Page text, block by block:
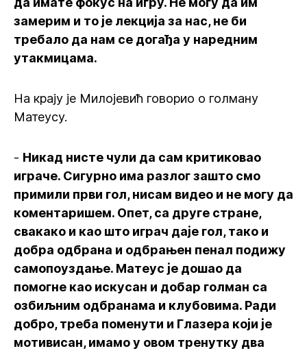
замерим и то је лекција за нас, не би
требало да нам се догађа у наредним
утакмицама.
На крају је Милојевић говорио о голману
Матеусу.
- Никад нисте чули да сам критиковао
играче. Сигурно има разлог зашто смо
примили први гол, нисам видео и не могу да
коментаришем. Опет, са друге стране,
свакако и као што играч даје гол, тако и
добра одбрана и одбрањен пенал подижу
самопоуздање. Матеус је дошао да
помогне као искусан и добар голман са
озбиљним одбранама и клубовима. Ради
добро, треба поменути и Глазера који је
мотивисан, имамо у овом тренутку два